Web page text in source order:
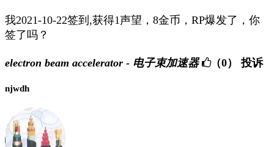
我2021-10-22签到,获得1声望，8金币，RP爆发了，你
签了吗？
electron beam accelerator - 电子束加速器 （0） 投诉
njwdh